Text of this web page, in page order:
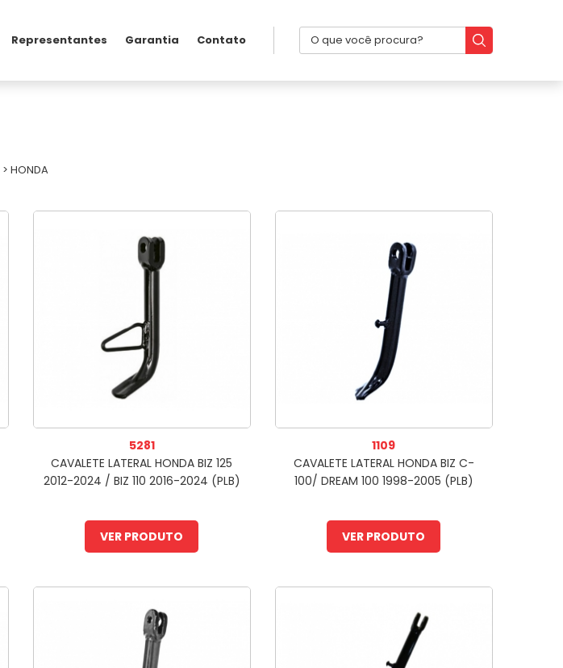
Representantes Garantia Contato
> HONDA
5281
CAVALETE LATERAL HONDA BIZ 125
2012-2024 / BIZ 110 2016-2024 (PLB)
VER PRODUTO
1109
CAVALETE LATERAL HONDA BIZ C-
100/ DREAM 100 1998-2005 (PLB)
VER PRODUTO